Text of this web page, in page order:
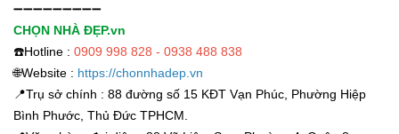
➖➖➖➖➖➖➖➖➖
CHỌN NHÀ ĐẸP.vn
☎️Hotline : 0909 998 828 - 0938 488 838
🌐Website : https://chonnhadep.vn
📍Trụ sở chính : 88 đường số 15 KĐT Vạn Phúc, Phường Hiệp
Bình Phước, Thủ Đức TPHCM.